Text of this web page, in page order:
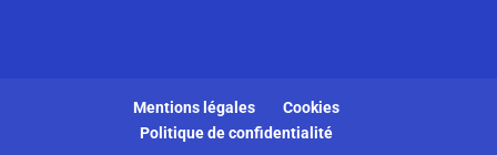
Mentions légales
Cookies
Politique de confidentialité